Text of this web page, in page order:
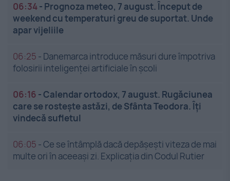
06:34- Prognoza meteo, 7 august. Început de
weekend cu temperaturi greu de suportat. Unde
apar vijeliile
06:25 - Danemarca introduce măsuri dure împotriva
folosirii inteligenței artificiale în școli
06:16 -Calendar ortodox, 7 august. Rugăciunea
care se rostește astăzi, de Sfânta Teodora. Îți
vindecă sufletul
06:05 -Ce se întâmplă dacă depășești viteza de mai
multe ori în aceeași zi. Explicația din Codul Rutier